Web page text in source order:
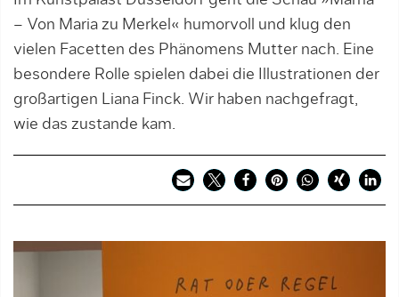
– Von Maria zu Merkel« humorvoll und klug den
vielen Facetten des Phänomens Mutter nach. Eine
besondere Rolle spielen dabei die Illustrationen der
großartigen Liana Finck. Wir haben nachgefragt,
wie das zustande kam.